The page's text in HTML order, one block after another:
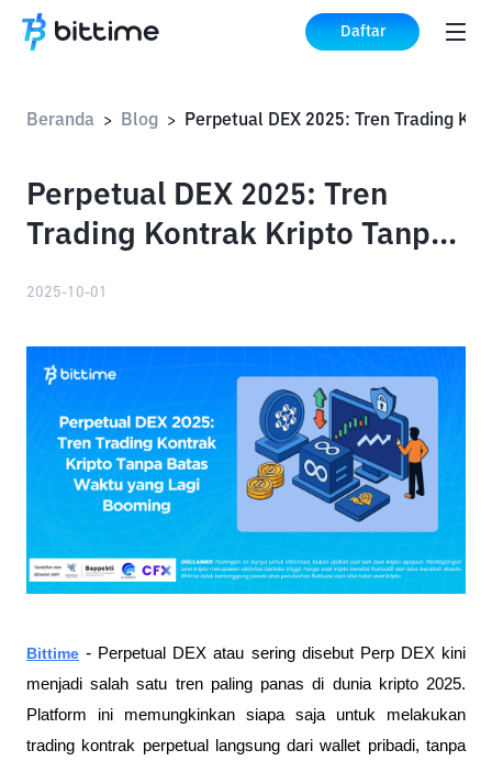
Daftar
Beranda > Blog >
Perpetual DEX 2025: Tren
Trading Kontrak Kripto Tanpa
2025-10-01
Bittime - Perpetual DEX atau sering disebut Perp DEX kini
menjadi salah satu tren paling panas di dunia kripto 2025.
Platform ini memungkinkan siapa saja untuk melakukan
trading kontrak perpetual langsung dari wallet pribadi, tanpa